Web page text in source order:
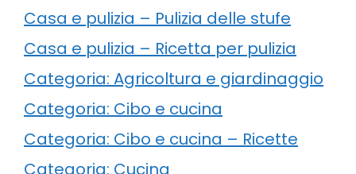
Casa e pulizia – Pulizia delle stufe
Casa e pulizia – Ricetta per pulizia
Categoria: Agricoltura e giardinaggio
Categoria: Cibo e cucina
Categoria: Cibo e cucina – Ricette
Categoria: Cucina